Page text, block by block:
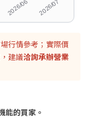
行情參考；實際價
建議洽詢承辦營業
能的買家。